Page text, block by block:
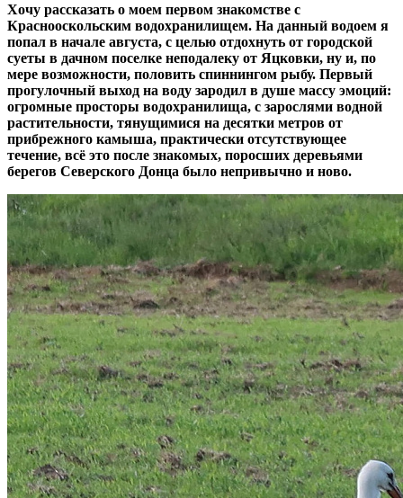
Хочу рассказать о моем первом знакомстве с
Краснооскольским водохранилищем. На данный водоем я
попал в начале августа, с целью отдохнуть от городской
суеты в дачном поселке неподалеку от Яцковки, ну и, по
мере возможности, половить спиннингом рыбу. Первый
прогулочный выход на воду зародил в душе массу эмоций:
огромные просторы водохранилища, с зарослями водной
растительности, тянущимися на десятки метров от
прибрежного камыша, практически отсутствующее
течение, всё это после знакомых, поросших деревьями
берегов Северского Донца было непривычно и ново.